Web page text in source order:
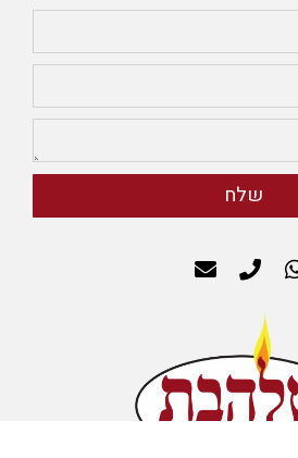
שלח